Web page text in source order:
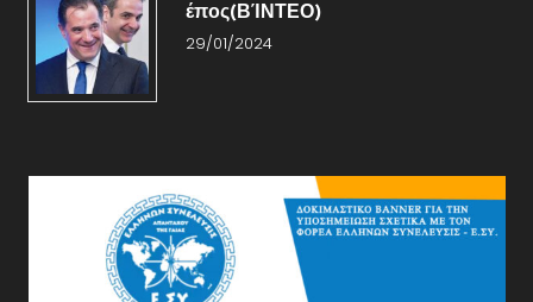
έπος(ΒΊΝΤΕΟ)
29/01/2024